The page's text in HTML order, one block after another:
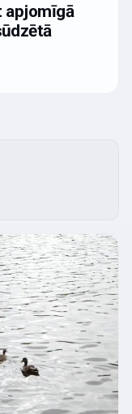
apjomīgā